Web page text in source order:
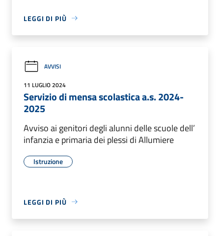
LEGGI DI PIÙ
AVVISI
11 LUGLIO 2024
Servizio di mensa scolastica a.s. 2024-
2025
Avviso ai genitori degli alunni delle scuole dell’
infanzia e primaria dei plessi di Allumiere
Istruzione
LEGGI DI PIÙ